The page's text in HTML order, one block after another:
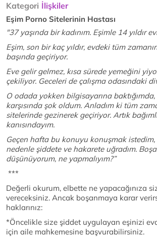
Kategori İlişkiler
Eşim Porno Sitelerinin Hastası
"37 yaşında bir kadınım. Eşimle 14 yıldır
Eşim, son bir kaç yıldır, evdeki tüm
başında geçiriyor.
Eve gelir gelmez, kısa sürede yemeğini
çekiliyor. Geceleri de çalışma odasındaki
O odada yokken bilgisayarına
karşısında şok oldum. Anladım ki tüm
sitelerinde gezinerek geçiriyor. Artık
kanısındayım.
Geçen hafta bu konuyu konuşmak
nedenle şiddete ve hakarete uğradım.
düşünüyorum, ne yapmalıyım?”
Değerli okurum, elbette ne yapacağınıza
vereceksiniz. Ancak boşanmaya karar
haklarınız:
*Öncelikle size şiddet uygulayan eşinizi
için aile mahkemesine başvurabilirsiniz.